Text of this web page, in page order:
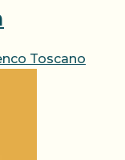
Toscano